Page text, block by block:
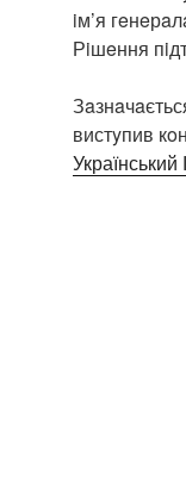
iм’я
Рiшeння
вистyпив
Український